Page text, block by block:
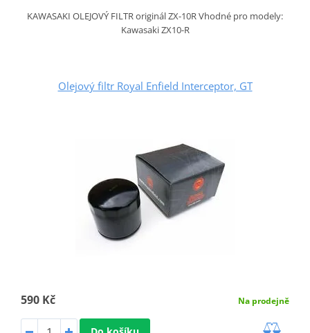
KAWASAKI OLEJOVÝ FILTR originál ZX-10R Vhodné pro modely:
Kawasaki ZX10-R
Olejový filtr Royal Enfield Interceptor, GT
590 Kč Na prodejně